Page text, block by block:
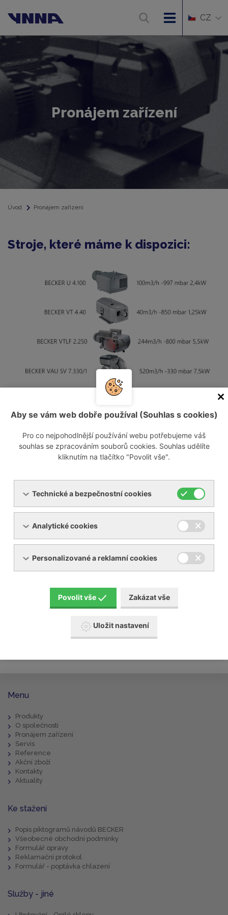
CZ
Pronájem zařízení
Úvod Pronájem zařízení
Stroje, které máme k dispozici:
Naše služby:
odpovědnost za návrh vhodného zařízení
zařízení vám dopravíme na místo vašeho určení
v případě nutnosti vám zařízení uvedeme do
převezmeme za Vás provoz zařízení
kalkulace nájemních a přepravních nákladů
Naše požadavky:
vhodný prostor pro naše zařízení
Menu
Produkty
O společnosti
Pronájem zařízení
Servis
Reference
Akční zboží
Kontakty
Aktuality
Ke stažení
Popis piktogramů návodů BECKER
Všeobecné obchodní podmínky
Formulář opravy
Reklamační protokol
Formulář - poptávka chlazení
Služby - jiné
Aby se vám web dobře používal (Souhlas s cookies)
Pro co nejpohodlnější používání webu potřebujeme váš
souhlas se zpracováním souborů cookies. Souhlas udělíte
kliknutím na tlačítko "Povolit vše".
Technické a bezpečnostní cookies
Analytické cookies
Personalizované a reklamní cookies
Povolit vše Zakázat vše
Uložit nastavení